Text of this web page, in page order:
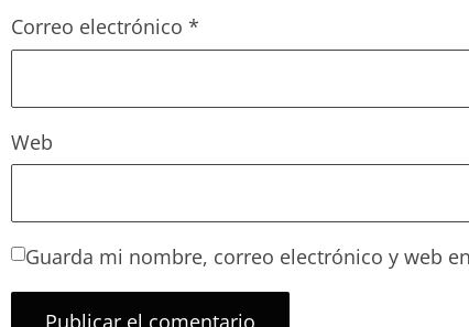
Correo electrónico *
Web
Guarda mi nombre, correo electrónico y web